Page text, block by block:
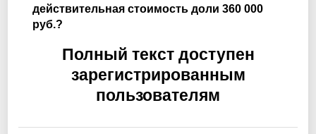
действительная стоимость доли 360 000
руб.?
Полный текст доступен
зарегистрированным
пользователям